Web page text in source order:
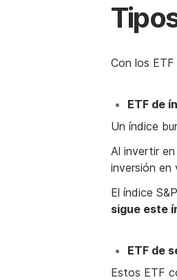
Con los
ETF de
Un índice
Al invertir
inversión en
El índice
sigue este
ETF de
Estos ETF